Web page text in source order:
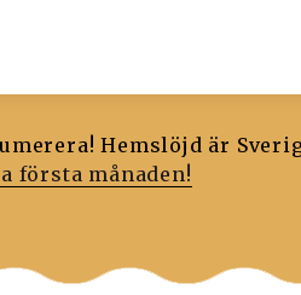
Hemslöjd är
första månaden!